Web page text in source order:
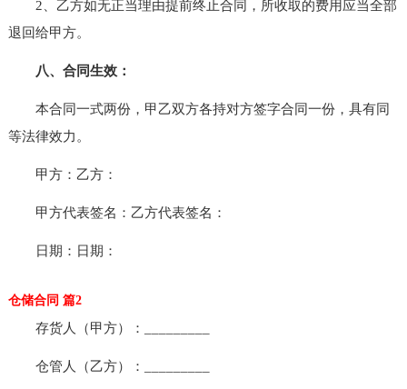
2、乙方如无正当理由提前终止合同，所收取的费用应当全部
退回给甲方。
八、合同生效：
本合同一式两份，甲乙双方各持对方签字合同一份，具有同
等法律效力。
甲方：乙方：
甲方代表签名：乙方代表签名：
日期：日期：
仓储合同 篇2
存货人（甲方）：_________
仓管人（乙方）：_________